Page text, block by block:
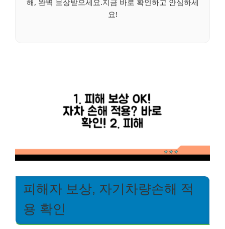
요!
피해자 보상, 자기차량손해 적
용 확인